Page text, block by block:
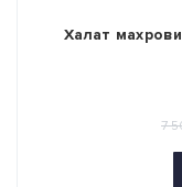
Халат
7